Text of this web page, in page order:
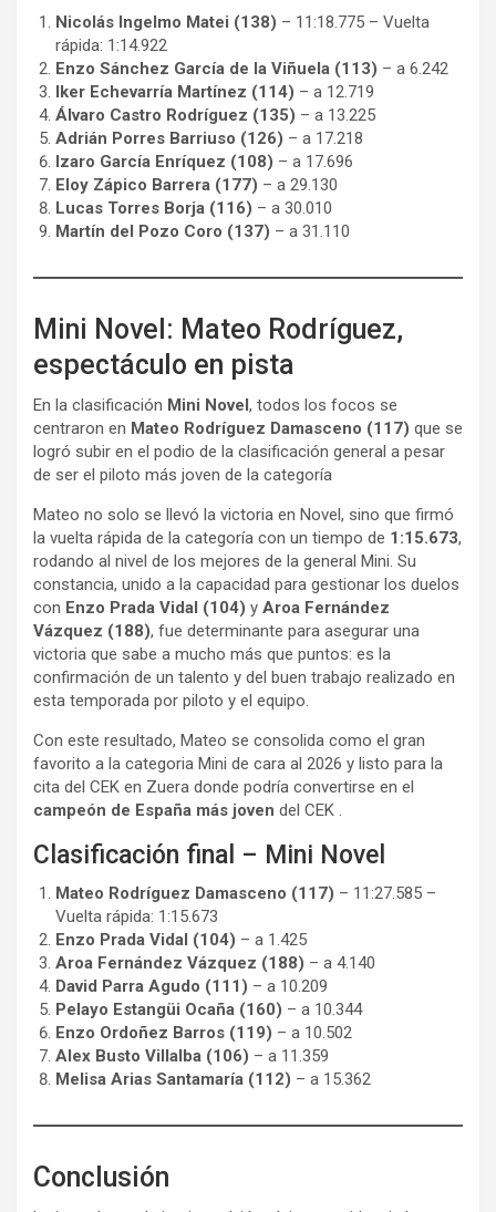
Nicolás Ingelmo Matei (138) – 11:18.775 – Vuelta
rápida: 1:14.922
Enzo Sánchez García de la Viñuela (113) – a 6.242
Iker Echevarría Martínez (114) – a 12.719
Álvaro Castro Rodríguez (135) – a 13.225
Adrián Porres Barriuso (126) – a 17.218
Izaro García Enríquez (108) – a 17.696
Eloy Zápico Barrera (177) – a 29.130
Lucas Torres Borja (116) – a 30.010
Martín del Pozo Coro (137) – a 31.110
Mini Novel: Mateo Rodríguez,
espectáculo en pista
En la clasificación Mini Novel, todos los focos se
centraron en Mateo Rodríguez Damasceno (117) que se
logró subir en el podio de la clasificación general a pesar
de ser el piloto más joven de la categoría
Mateo no solo se llevó la victoria en Novel, sino que firmó
la vuelta rápida de la categoría con un tiempo de 1:15.673,
rodando al nivel de los mejores de la general Mini. Su
constancia, unido a la capacidad para gestionar los duelos
con Enzo Prada Vidal (104) y Aroa Fernández
Vázquez (188), fue determinante para asegurar una
victoria que sabe a mucho más que puntos: es la
confirmación de un talento y del buen trabajo realizado en
esta temporada por piloto y el equipo.
Con este resultado, Mateo se consolida como el gran
favorito a la categoria Mini de cara al 2026 y listo para la
cita del CEK en Zuera donde podría convertirse en el
campeón de España más joven del CEK .
Clasificación final – Mini Novel
Mateo Rodríguez Damasceno (117) – 11:27.585 –
Vuelta rápida: 1:15.673
Enzo Prada Vidal (104) – a 1.425
Aroa Fernández Vázquez (188) – a 4.140
David Parra Agudo (111) – a 10.209
Pelayo Estangüi Ocaña (160) – a 10.344
Enzo Ordoñez Barros (119) – a 10.502
Alex Busto Villalba (106) – a 11.359
Melisa Arias Santamaría (112) – a 15.362
Conclusión